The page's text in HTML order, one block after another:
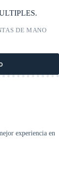
experiencia en
DE MANO